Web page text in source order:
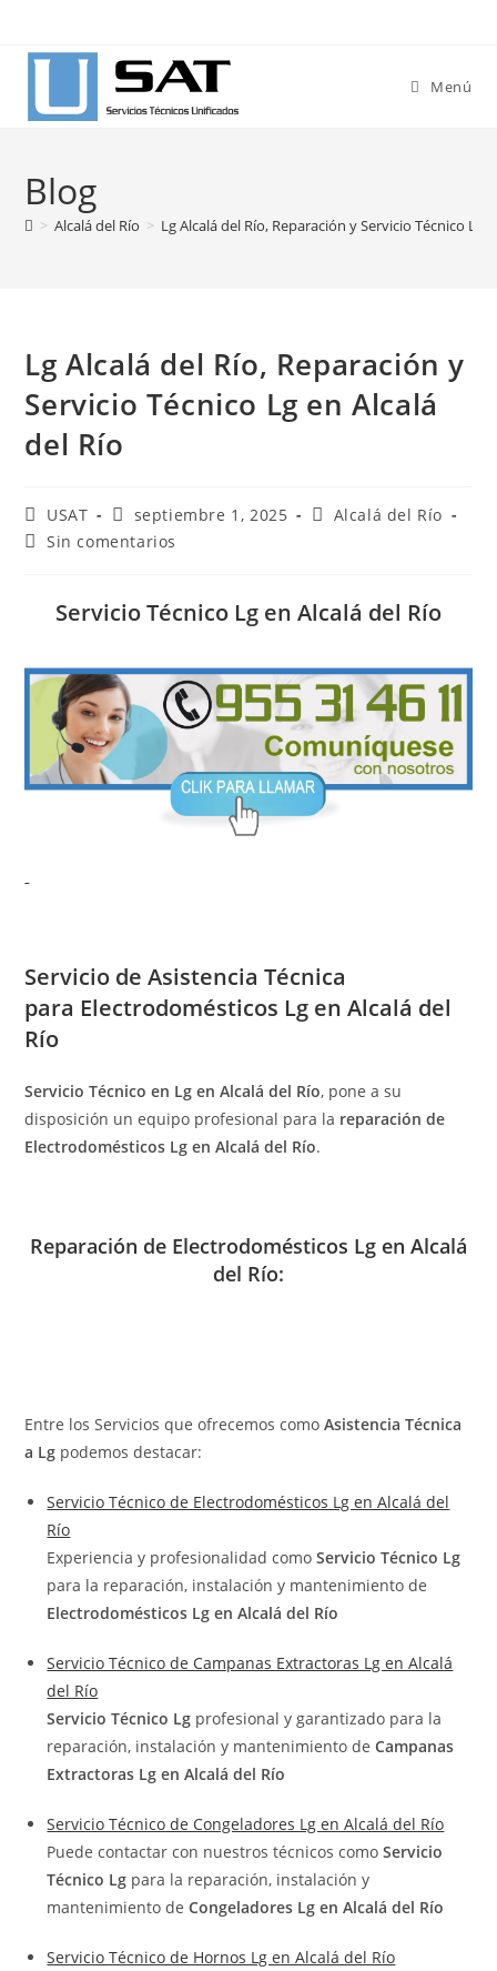
contenido
Menú
Blog
> Alcalá del Río > Lg Alcalá del Río, Reparación y Servicio Técnico Lg
Lg Alcalá del Río, Reparación y
Servicio Técnico Lg en Alcalá
del Río
Autor
de
USAT
Publicación
de
septiembre 1, 2025
Categoría
Alcalá del Río
Comentarios
entrada:
Sin comentarios
Servicio Técnico Lg en Alcalá del Río
Servicio de Asistencia Técnica
para Electrodomésticos Lg en Alcalá del
Río
Servicio Técnico en Lg en Alcalá del Río, pone a su
disposición un equipo profesional para la reparación de
Electrodomésticos Lg en Alcalá del Río.
Reparación de Electrodomésticos Lg en Alcalá
del Río:
Entre los Servicios que ofrecemos comoAsistencia Técnica
a Lg podemos destacar:
Servicio Técnico de Electrodomésticos Lg en Alcalá del
Río
Experiencia y profesionalidad comoServicio Técnico Lg
para la reparación, instalación y mantenimiento de
Electrodomésticos Lg en Alcalá del Río
Servicio Técnico de Campanas Extractoras Lg en Alcalá
del Río
Servicio Técnico Lg profesional y garantizado para la
reparación, instalación y mantenimiento deCampanas
Extractoras Lg en Alcalá del Río
Servicio Técnico de Congeladores Lg en Alcalá del Río
Puede contactar con nuestros técnicos como Servicio
Técnico Lg para la reparación, instalación y
mantenimiento deCongeladores Lg en Alcalá del Río
Servicio Técnico de Hornos Lg en Alcalá del Río